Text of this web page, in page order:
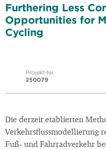
Furthering Less
Opportunities for
Cycling
Projekt-Nr.
250079
Die derzeit etablierten
Verkehrsflussmodellierung
Fuß- und Fahrradverkehr